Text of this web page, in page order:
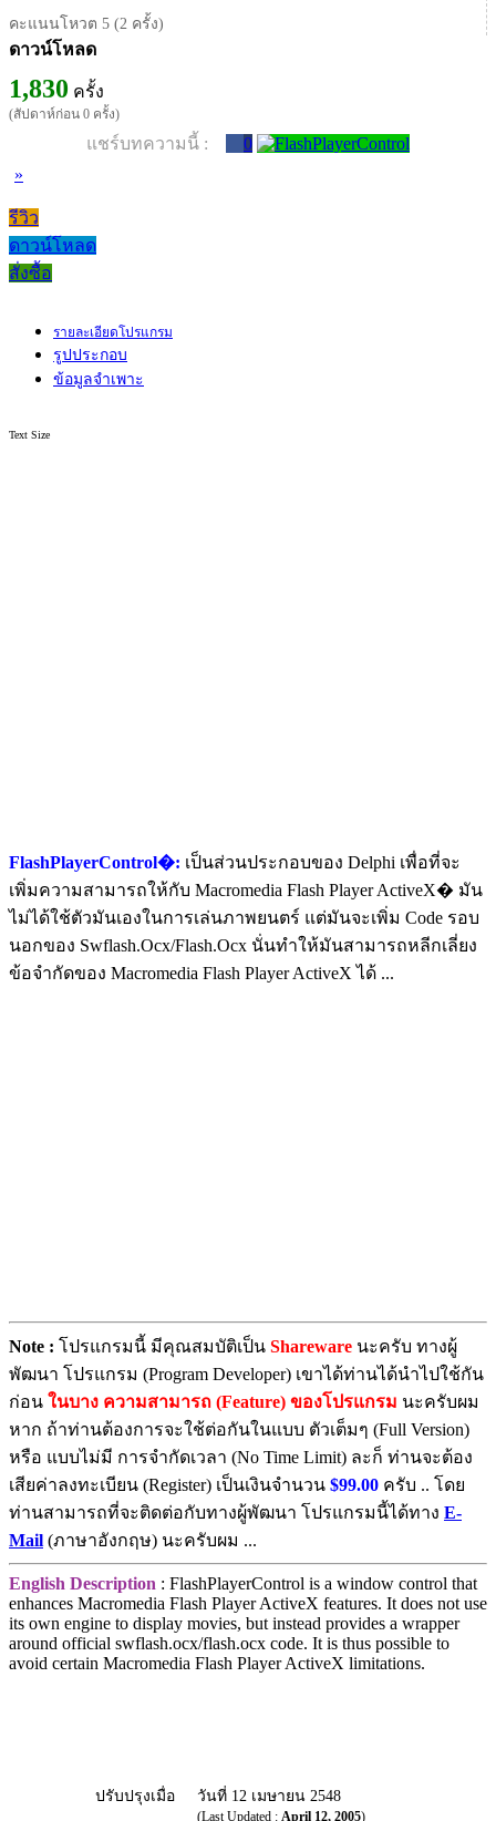
คะแนนโหวต 5 (2 ครั้ง)
ดาวน์โหลด
1,830 ครั้ง
(สัปดาห์ก่อน 0 ครั้ง)
แชร์บทความนี้ :
0
»
รีวิว
ดาวน์โหลด
สั่งซื้อ
รายละเอียดโปรแกรม
รูปประกอบ
ข้อมูลจำเพาะ
Text Size
FlashPlayerControl�: เป็นส่วนประกอบของ Delphi เพื่อที่จะ
เพิ่มความสามารถให้กับ Macromedia Flash Player ActiveX� มัน
ไม่ได้ใช้ตัวมันเองในการเล่นภาพยนตร์ แต่มันจะเพิ่ม Code รอบ
นอกของ Swflash.Ocx/Flash.Ocx นั่นทำให้มันสามารถหลีกเลี่ยง
ข้อจำกัดของ Macromedia Flash Player ActiveX ได้ ...
Note : โปรแกรมนี้ มีคุณสมบัติเป็น Shareware นะครับ ทางผู้
พัฒนา โปรแกรม (Program Developer) เขาได้ท่านได้นำไปใช้กัน
ก่อน ในบาง ความสามารถ (Feature) ของโปรแกรม นะครับผม
หาก ถ้าท่านต้องการจะใช้ต่อกันในแบบ ตัวเต็มๆ (Full Version)
หรือ แบบไม่มี การจำกัดเวลา (No Time Limit) ละก็ ท่านจะต้อง
เสียค่าลงทะเบียน (Register) เป็นเงินจำนวน $99.00 ครับ .. โดย
ท่านสามารถที่จะติดต่อกับทางผู้พัฒนา โปรแกรมนี้ได้ทาง E-
Mail (ภาษาอังกฤษ) นะครับผม ...
English Description : FlashPlayerControl is a window control that
enhances Macromedia Flash Player ActiveX features. It does not use
its own engine to display movies, but instead provides a wrapper
around official swflash.ocx/flash.ocx code. It is thus possible to
avoid certain Macromedia Flash Player ActiveX limitations.
ปรับปรุงเมื่อ วันที่ 12 เมษายน 2548
(Last Updated : April 12, 2005)